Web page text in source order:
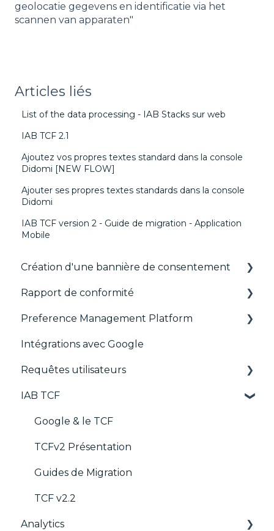
geolocatie gegevens en identificatie via het
scannen van apparaten"
Articles liés
List of the data processing - IAB Stacks sur web
IAB TCF 2.1
Ajoutez vos propres textes standard dans la console
Didomi [NEW FLOW]
Ajouter ses propres textes standards dans la console
Didomi
IAB TCF version 2 - Guide de migration - Application
Mobile
Création d'une bannière de consentement
Les fondamentaux
Bannières par format
Gérer les Vendors et Purposes
Personnalisation
Multi-réglementations
Frameworks
Intégrations
Migration de la console
IAB GPP Framework
Rapport de conformité
CMP Vendor Sync
Advanced Compliance Monitoring
Preference Management Platform
Configuration Tree
Widget
Déployer
Intégrations avec Google
Requêtes utilisateurs
Requêtes utilisateurs
Widgets
IAB TCF
Google & le TCF
TCFv2 Présentation
Guides de Migration
TCF v2.2
Analytics